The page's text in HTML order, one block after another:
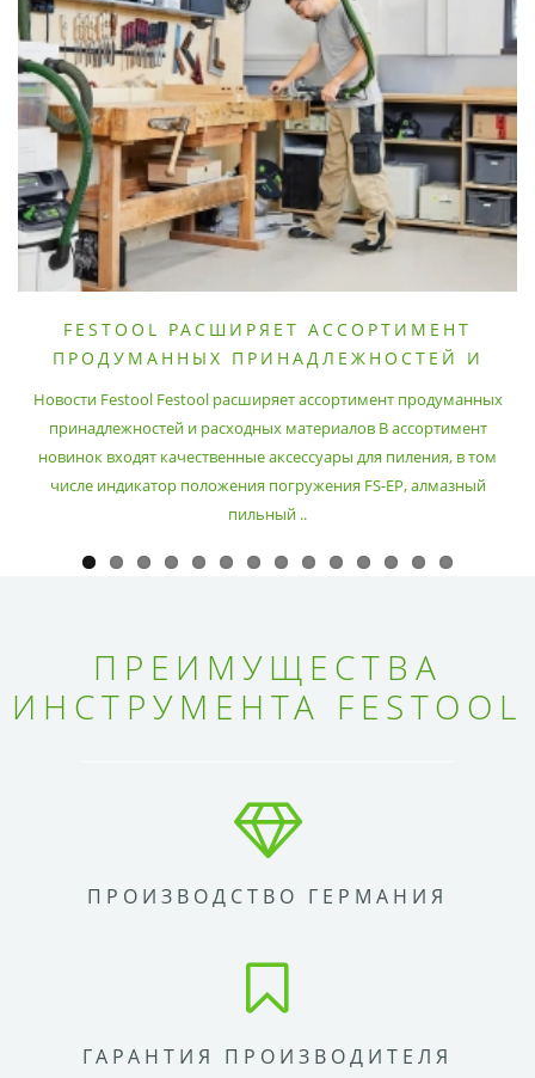
FESTOOL РАСШИРЯЕТ АССОРТИМЕНТ
ПРОДУМАННЫХ ПРИНАДЛЕЖНОСТЕЙ И
Новости Festool Festool расширяет ассортимент продуманных
принадлежностей и расходных материалов В ассортимент
новинок входят качественные аксессуары для пиления, в том
числе индикатор положения погружения FS-EP, алмазный
пильный ..
ПРЕИМУЩЕСТВА
ИНСТРУМЕНТА FESTOOL
ПРОИЗВОДСТВО ГЕРМАНИЯ
ГАРАНТИЯ ПРОИЗВОДИТЕЛЯ